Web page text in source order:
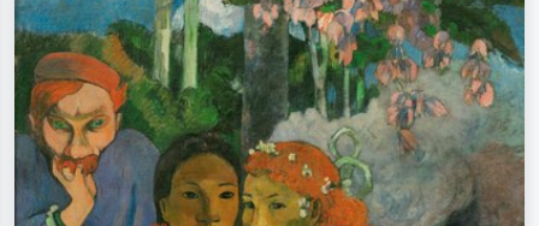
impressionnisme, vague de Hokusai,
nu.
tableau sombre, nu debout près d'un
arbre.